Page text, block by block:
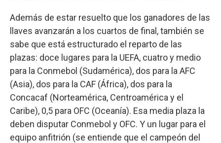
Además de estar resuelto que los ganadores de las
llaves avanzarán a los cuartos de final, también se
sabe que está estructurado el reparto de las
plazas: doce lugares para la UEFA, cuatro y medio
para la Conmebol (Sudamérica), dos para la AFC
(Asia), dos para la CAF (África), dos para la
Concacaf (Norteamérica, Centroamérica y el
Caribe), 0,5 para OFC (Oceanía). Esa media plaza la
deben disputar Conmebol y OFC. Y un lugar para el
equipo anfitrión (se entiende que el campeón del